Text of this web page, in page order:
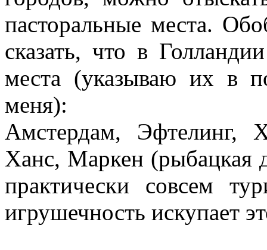
пасторальные места.
сказать, что в
места (указываю их в
меня):
Амстердам, Эфтелинг,
Ханс, Маркен (рыбацкая
практически совсем
игрушечность искупает